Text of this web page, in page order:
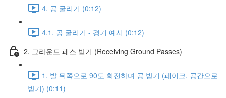
4. 공 굴리기 (0:12)
4.1. 공 굴리기 - 경기 예시 (0:12)
2. 그라운드 패스 받기 (Receiving Ground Passes)
1. 발 뒤쪽으로 90도 회전하며 공 받기 (페이크, 공간으로
받기) (0:11)